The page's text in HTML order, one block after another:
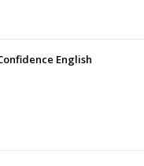
English